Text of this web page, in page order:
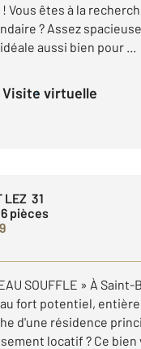
Vous êtes à la
? Assez
aussi bien pour ...
Visite virtuelle
LEZ 31
6 pièces
SOUFFLE » À
fort potentiel,
d'une résidence
locatif ? Ce